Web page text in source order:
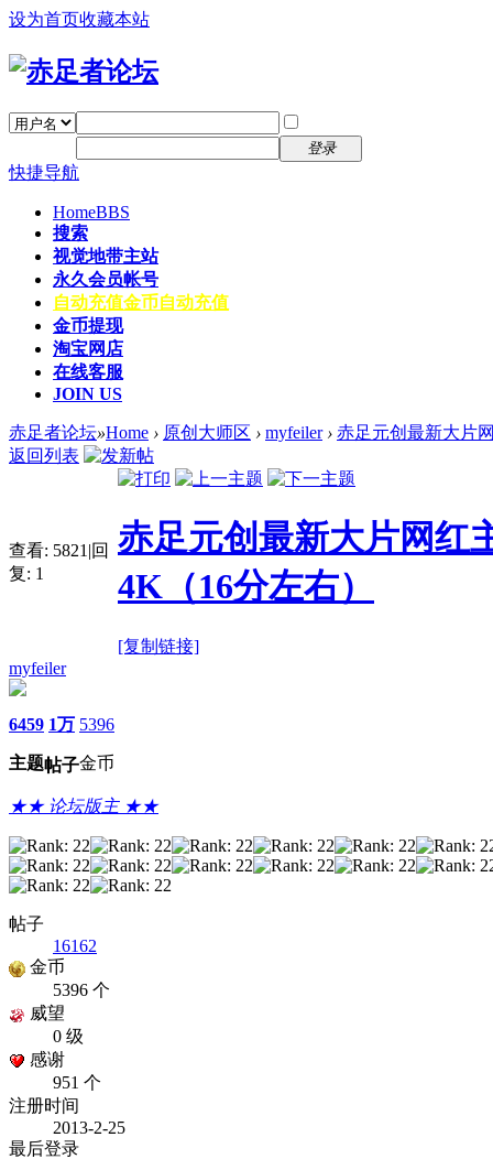
设为首页收藏本站
登录
快捷导航
HomeBBS
搜索
视觉地带主站
永久会员帐号
自动充值金币自动充值
金币提现
淘宝网店
在线客服
JOIN US
赤足者论坛»Home › 原创大师区 › myfeiler › 赤足元创最新大片
返回列表
查看: 5821 |回
复: 1
赤足元创最新大片网红
4K（16分左右）
[复制链接]
myfeiler
6459
主题
1万
帖子
5396
金币
★★ 论坛版主 ★★
帖子
16162
金币
5396 个
威望
0 级
感谢
951 个
注册时间
2013-2-25
最后登录